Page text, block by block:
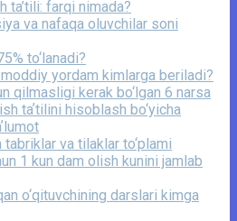
ta’tili: farqi nimada?
va nafaqa oluvchilar soni
to‘lanadi?
yordam kimlarga beriladi?
qilmasligi kerak bo‘lgan 6 narsa
taʼtilini hisoblash bo‘yicha
va tilaklar to‘plami
1 kun dam olish kunini jamlab
o‘qituvchining darslari kimga